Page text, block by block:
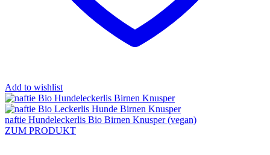
Add to wishlist
naftie Hundeleckerlis Bio Birnen Knusper (vegan)
ZUM PRODUKT